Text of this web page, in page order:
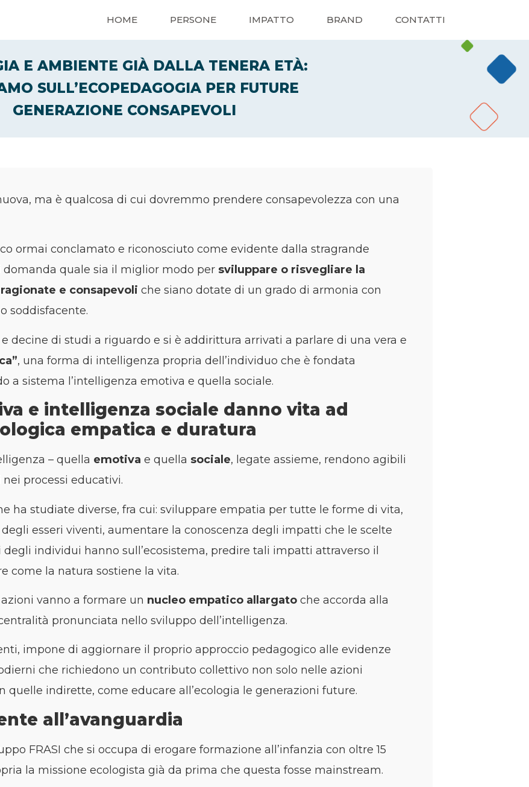
HOME PERSONE IMPATTO BRAND CONTATTI
E AMBIENTE GIÀ DALLA TENERA ETÀ:
SULL’ECOPEDAGOGIA PER FUTURE
GENERAZIONE CONSAPEVOLI
ma è qualcosa di cui dovremmo prendere consapevolezza con una
ormai conclamato e riconosciuto come evidente dalla stragrande
quale sia il miglior modo per sviluppare o risvegliare la
e consapevoli che siano dotate di un grado di armonia con
soddisfacente.
decine di studi a riguardo e si è addirittura arrivati a parlare di una vera e
, una forma di intelligenza propria dell’individuo che è fondata
a sistema l’intelligenza emotiva e quella sociale.
e intelligenza sociale danno vita ad
empatica e duratura
– quella emotiva e quella sociale, legate assieme, rendono agibili
processi educativi.
ha studiate diverse, fra cui: sviluppare empatia per tutte le forme di vita,
esseri viventi, aumentare la conoscenza degli impatti che le scelte
individui hanno sull’ecosistema, predire tali impatti attraverso il
come la natura sostiene la vita.
vanno a formare un nucleo empatico allargatoche accorda alla
pronunciata nello sviluppo dell’intelligenza.
impone di aggiornare il proprio approccio pedagogico alle evidenze
che richiedono un contributo collettivo non solo nelle azioni
quelle indirette, come educare all’ecologia le generazioni future.
all’avanguardia
FRASI che si occupa di erogare formazione all’infanzia con oltre 15
la missione ecologista già da prima che questa fosse mainstream.